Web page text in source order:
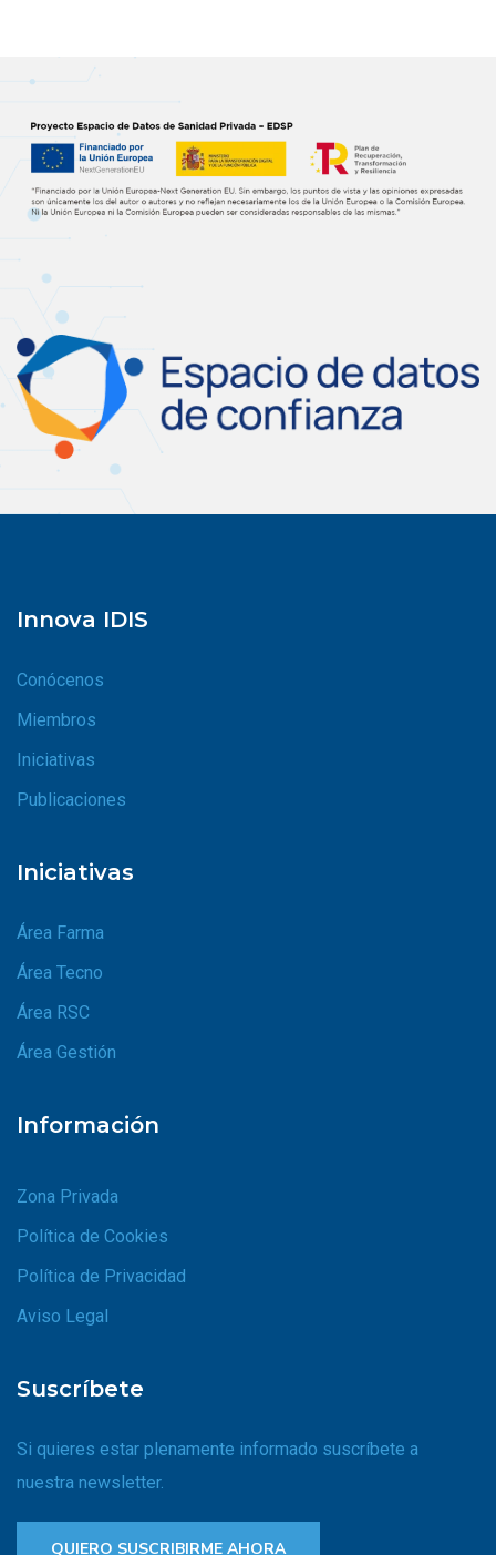
Innova IDIS
Conócenos
Miembros
Iniciativas
Publicaciones
Iniciativas
Área Farma
Área Tecno
Área RSC
Área Gestión
Información
Zona Privada
Política de Cookies
Política de Privacidad
Aviso Legal
Suscríbete
Si quieres estar plenamente informado suscríbete a
nuestra newsletter.
QUIERO SUSCRIBIRME AHORA